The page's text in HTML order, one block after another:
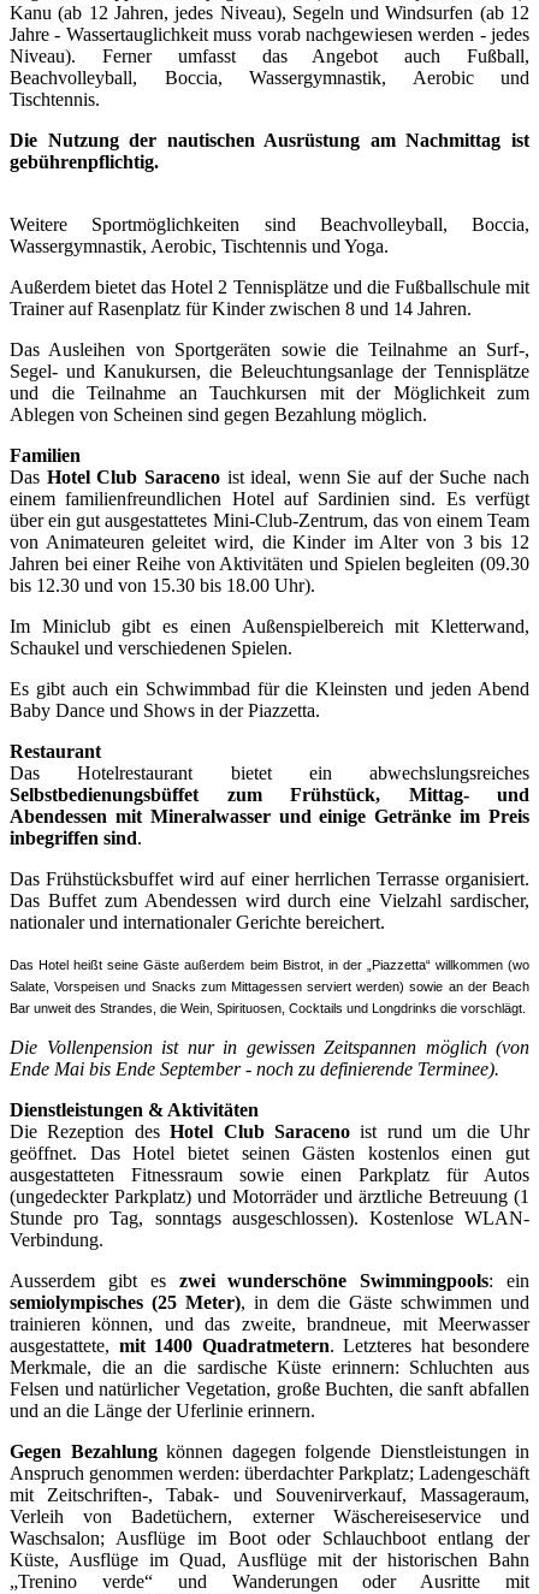
Kanu (ab 12 Jahren, jedes Niveau), Segeln und Windsurfen (ab 12
Jahre - Wassertauglichkeit muss vorab nachgewiesen werden - jedes
Niveau). Ferner umfasst das Angebot auch Fußball,
Beachvolleyball, Boccia, Wassergymnastik, Aerobic und
Tischtennis.
Die Nutzung der nautischen Ausrüstung am Nachmittag ist
gebührenpflichtig.
Weitere Sportmöglichkeiten sind Beachvolleyball, Boccia,
Wassergymnastik, Aerobic, Tischtennis und Yoga.
Außerdem bietet das Hotel 2 Tennisplätze und die Fußballschule mit
Trainer auf Rasenplatz für Kinder zwischen 8 und 14 Jahren.
Das Ausleihen von Sportgeräten sowie die Teilnahme an Surf-,
Segel- und Kanukursen, die Beleuchtungsanlage der Tennisplätze
und die Teilnahme an Tauchkursen mit der Möglichkeit zum
Ablegen von Scheinen sind gegen Bezahlung möglich.
Familien
Das Hotel Club Saracenoist ideal, wenn Sie auf der Suche nach
einem familienfreundlichen Hotel auf Sardinien sind. Es verfügt
über ein gut ausgestattetes Mini-Club-Zentrum, das von einem Team
von Animateuren geleitet wird, die Kinder im Alter von 3 bis 12
Jahren bei einer Reihe von Aktivitäten und Spielen begleiten (09.30
bis 12.30 und von 15.30 bis 18.00 Uhr).
Im Miniclub gibt es einen Außenspielbereich mit Kletterwand,
Schaukel und verschiedenen Spielen.
Es gibt auch ein Schwimmbad für die Kleinsten und jeden Abend
Baby Dance und Shows in der Piazzetta.
Restaurant
Das Hotelrestaurant bietet ein abwechslungsreiches
Selbstbedienungsbüffet zum Frühstück, Mittag- und
Abendessen mit Mineralwasser und einige Getränke im Preis
inbegriffen sind.
Das Frühstücksbuffet wird auf einer herrlichen Terrasse organisiert.
Das Buffet zum Abendessen wird durch eine Vielzahl sardischer,
nationaler und internationaler Gerichte bereichert.
Das Hotel heißt seine Gäste außerdem beim Bistrot, in der „Piazzetta“ willkommen (wo
Salate, Vorspeisen und Snacks zum Mittagessen serviert werden) sowie an der Beach
Bar unweit des Strandes, die Wein, Spirituosen, Cocktails und Longdrinks die vorschlägt.
Die Vollenpension ist nur in gewissen Zeitspannen möglich (von
Ende Mai bis Ende September - noch zu definierende Terminee).
Dienstleistungen & Aktivitäten
Die Rezeption desHotel Club Saraceno ist rund um die Uhr
geöffnet. Das Hotel bietet seinen Gästen kostenlos einen gut
ausgestatteten Fitnessraum sowie einen Parkplatz für Autos
(ungedeckter Parkplatz) und Motorräder und ärztliche Betreuung (1
Stunde pro Tag, sonntags ausgeschlossen). Kostenlose WLAN-
Verbindung.
Ausserdem gibt es zwei wunderschöne Swimmingpools: ein
semiolympisches (25 Meter), in dem die Gäste schwimmen und
trainieren können, und das zweite, brandneue, mit Meerwasser
ausgestattete, mit 1400 Quadratmetern. Letzteres hat besondere
Merkmale, die an die sardische Küste erinnern: Schluchten aus
Felsen und natürlicher Vegetation, große Buchten, die sanft abfallen
und an die Länge der Uferlinie erinnern.
Gegen Bezahlungkönnen dagegen folgende Dienstleistungen in
Anspruch genommen werden: überdachter Parkplatz; Ladengeschäft
mit Zeitschriften-, Tabak- und Souvenirverkauf, Massageraum,
Verleih von Badetüchern, externer Wäschereiseservice und
Waschsalon; Ausflüge im Boot oder Schlauchboot entlang der
Küste, Ausflüge im Quad, Ausflüge mit der historischen Bahn
„Trenino verde“ und Wanderungen oder Ausritte mit